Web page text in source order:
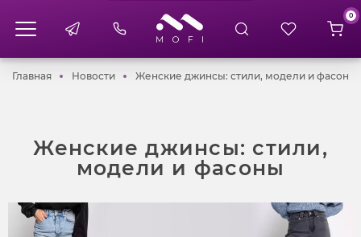
0
ГлавнаяГлавнаяНовостиНовостиЖенские джинсы: стили, модели и фасоны
Женские джинсы: стили, модели и фасоны
Женские джинсы: стили,
модели и фасоны